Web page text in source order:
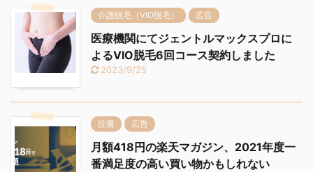
介護脱毛（VIO脱毛） 広告
医療機関にてジェントルマックスプロに
よるVIO脱毛6回コース契約しました
2023/9/25
読書 広告
月額418円の楽天マガジン、2021年度一
番満足度の高い買い物かもしれない